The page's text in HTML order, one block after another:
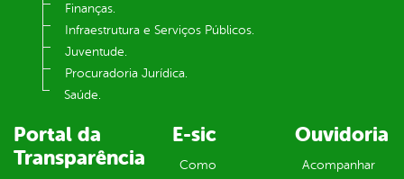
Finanças.
Infraestrutura e Serviços Públicos.
Juventude.
Procuradoria Jurídica.
Saúde.
Portal da
Transparência
E-sic
Como
Ouvidoria
Acompanhar